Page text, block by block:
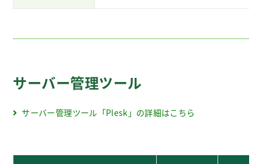
サーバー管理ツール
サーバー管理ツール「Plesk」の詳細はこちら